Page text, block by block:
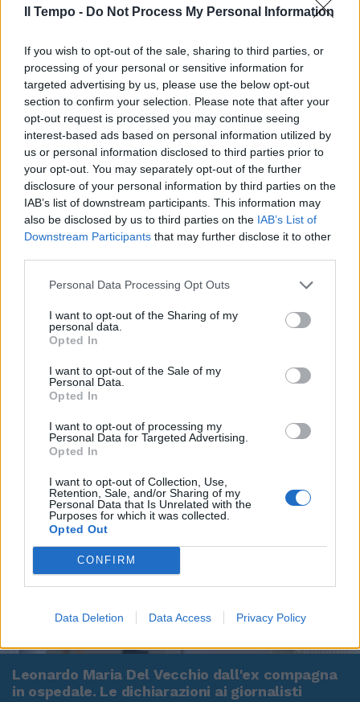
Il Tempo - Do Not Process My Personal Information
If you wish to opt-out of the sale, sharing to third parties, or
processing of your personal or sensitive information for
targeted advertising by us, please use the below opt-out
section to confirm your selection. Please note that after your
opt-out request is processed you may continue seeing
interest-based ads based on personal information utilized by
us or personal information disclosed to third parties prior to
your opt-out. You may separately opt-out of the further
disclosure of your personal information by third parties on the
IAB’s list of downstream participants. This information may
also be disclosed by us to third parties on the IAB’s List of
Downstream Participants that may further disclose it to other
Personal Data Processing Opt Outs
I want to opt-out of the Sharing of my
personal data.
Opted In
I want to opt-out of the Sale of my
Personal Data.
Opted In
I want to opt-out of processing my
Personal Data for Targeted Advertising.
Opted In
I want to opt-out of Collection, Use,
Retention, Sale, and/or Sharing of my
Personal Data that Is Unrelated with the
Purposes for which it was collected.
Opted Out
CONFIRM
Data Deletion Data Access Privacy Policy
Leonardo Maria Del Vecchio dall'ex compagna
in ospedale. Le dichiarazioni ai giornalisti